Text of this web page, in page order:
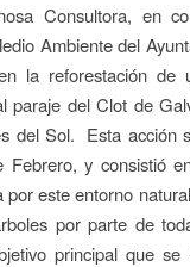
Consultora, en
Ambiente del
la reforestación de
paraje del Clot de
del Sol. Esta acción
y consistió
por este entorno
por parte de
principal que se